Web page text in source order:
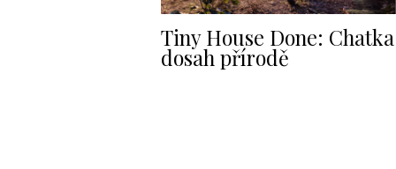
Tiny House Done:
dosah přírodě